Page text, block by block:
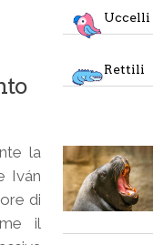
la
Iván
di
il
Uccelli
Rettili